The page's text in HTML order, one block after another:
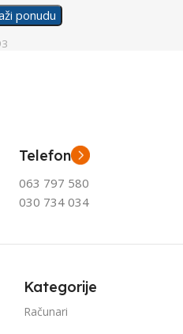
ponudu
Telefon
063 797 580
030 734 034
Kategorije
Računari